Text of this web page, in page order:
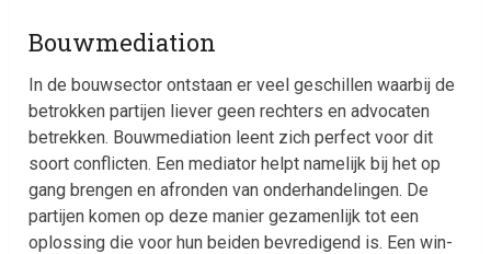
Bouwmediation
In de bouwsector ontstaan er veel geschillen waarbij de
betrokken partijen liever geen rechters en advocaten
betrekken. Bouwmediation leent zich perfect voor dit
soort conflicten. Een mediator helpt namelijk bij het op
gang brengen en afronden van onderhandelingen. De
partijen komen op deze manier gezamenlijk tot een
oplossing die voor hun beiden bevredigend is. Een win-